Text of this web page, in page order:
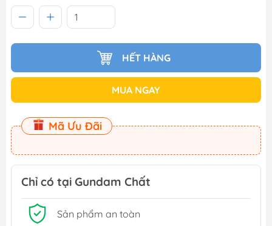
HẾT HÀNG
MUA NGAY
Mã Ưu Đãi
Chỉ có tại Gundam Chất
Sản phẩm an toàn